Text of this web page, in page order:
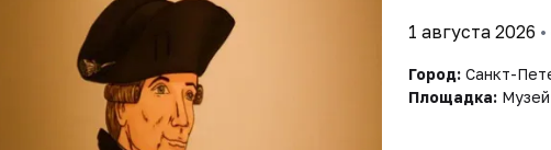
1 августа 2026
Город: Санкт-
Площадка: